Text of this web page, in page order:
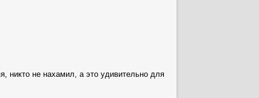
никто не нахамил, а это удивительно для